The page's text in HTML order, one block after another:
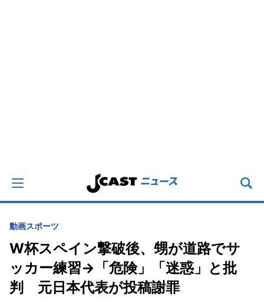
動画スポーツ
W杯スペイン撃破後、甥が道路でサ
ッカー練習→「危険」「迷惑」と批
判 元日本代表が投稿謝罪